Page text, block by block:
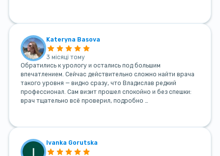
Kateryna Basova
3 місяці тому
Обратились к урологу и остались под большим
впечатлением. Сейчас действительно сложно найти врача
такого уровня — видно сразу, что Владислав редкий
профессионал. Сам визит прошел спокойно и без спешки:
врач тщательно всё проверил, подробно …
Ivanka Gorutska